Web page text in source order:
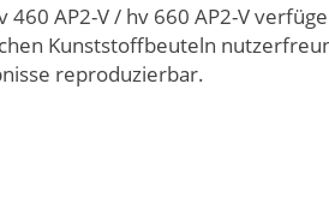
AP2-V / hv 660 AP2-V
Kunststoffbeuteln
reproduzierbar.